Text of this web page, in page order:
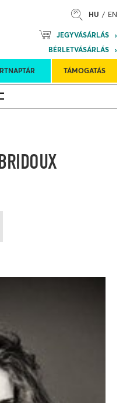
HU EN
JEGYVÁSÁRLÁS
BÉRLETVÁSÁRLÁS
TÁMOGATÁS
Kulturális
Program
Felkéréses
koncertek